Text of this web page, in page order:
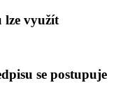
lze využít
se postupuje